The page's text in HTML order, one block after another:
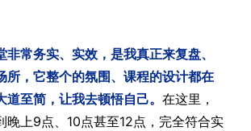
非常务实、实效，是我真正来复盘、
所，它整个的氛围、课程的设计都在
至简，让我去顿悟自己。 在这里，
晚上9点、10点甚至12点，完全符合实